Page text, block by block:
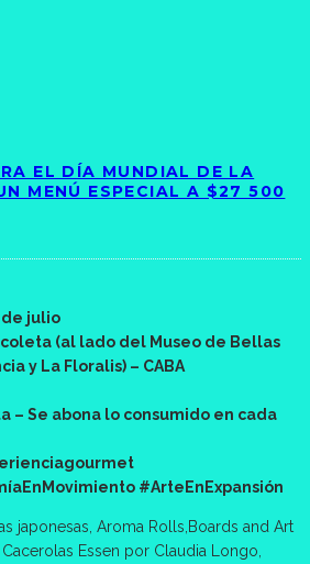
EL DÍA MUNDIAL DE LA
MENÚ ESPECIAL A $27 500
de julio
(al lado del Museo de Bellas
y La Floralis) – CABA
– Se abona lo consumido en cada
#ArteEnExpansión
japonesas, Aroma Rolls,Boards and Art
Essen por Claudia Longo,